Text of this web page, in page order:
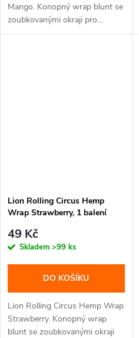
Mango. Konopný wrap blunt se
zoubkovanými okraji pro...
Lion Rolling Circus Hemp
Wrap Strawberry, 1 balení
49 Kč
Skladem >99 ks
DO KOŠÍKU
Lion Rolling Circus Hemp Wrap
Strawberry. Konopný wrap
blunt se zoubkovanými okraji